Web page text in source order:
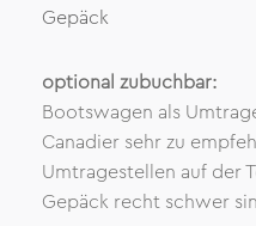
Gepäck
optional zubuchbar:
Bootswagen als
Canadier sehr zu
Umtragestellen auf der
Gepäck recht schwer